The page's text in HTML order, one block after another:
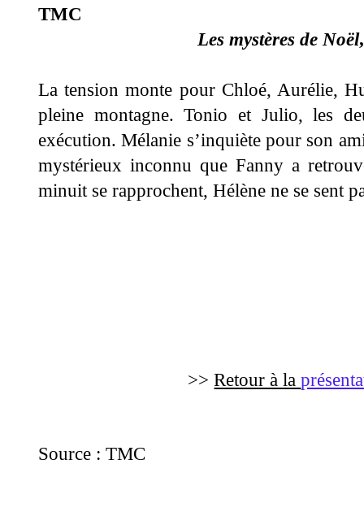
TMC
Les mystères de Noël
La tension monte pour Chloé, Aurélie,
pleine montagne. Tonio et Julio, les
exécution. Mélanie s’inquiète pour son
mystérieux inconnu que Fanny a
minuit se rapprochent, Hélène ne se sent
>>Retour à la
Source : TMC